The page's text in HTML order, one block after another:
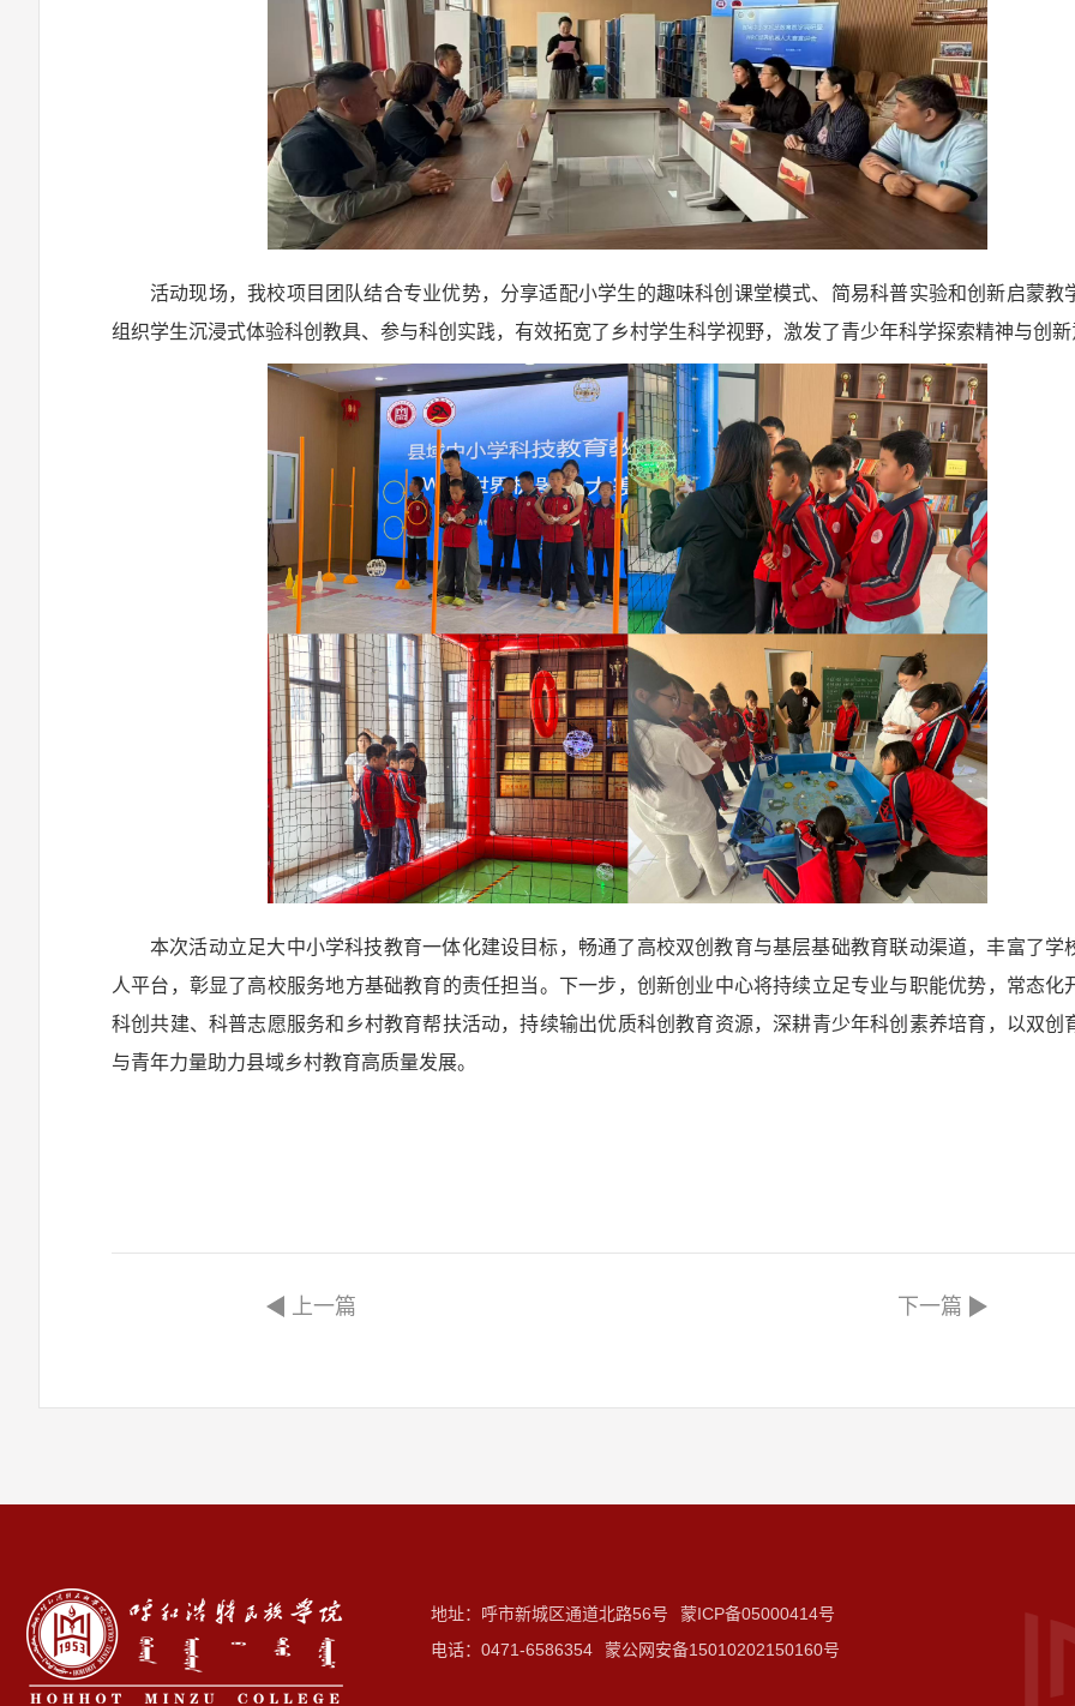
活动现场，我校项目团队结合专业优势，分享适配小学生的趣味科创课堂模式、简易科普实验和创新启蒙教
组织学生沉浸式体验科创教具、参与科创实践，有效拓宽了乡村学生科学视野，激发了青少年科学探索精神与创新
本次活动立足大中小学科技教育一体化建设目标，畅通了高校双创教育与基层基础教育联动渠道，丰富了学
人平台，彰显了高校服务地方基础教育的责任担当。下一步，创新创业中心将持续立足专业与职能优势，常态化
科创共建、科普志愿服务和乡村教育帮扶活动，持续输出优质科创教育资源，深耕青少年科创素养培育，以双创
与青年力量助力县域乡村教育高质量发展。
上一篇 下一篇
地址：呼市新城区通道北路56号
蒙ICP备05000414号
电话：0471-6586354
蒙公网安备15010202150160号